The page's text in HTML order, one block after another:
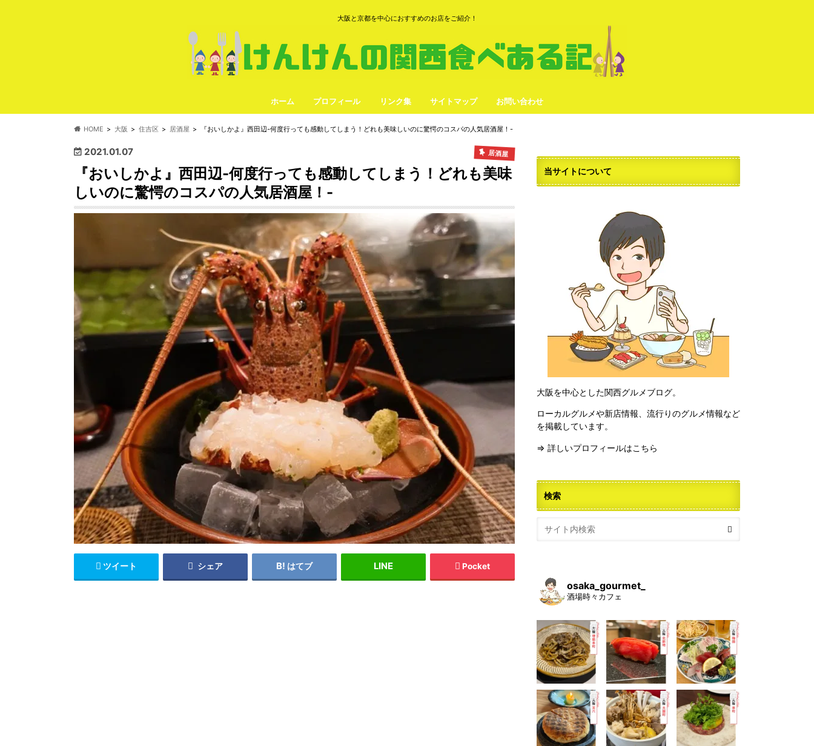
大阪と京都を中心におすすめのお店をご紹介！
ホーム プロフィール リンク集 サイトマップ お問い合わせ
HOME 大阪 住吉区 居酒屋 『おいしかよ』西田辺-何度行っても感動してしまう！どれも美味しいのに驚愕のコスパの人気居酒屋！-
2021.01.07 居酒屋
『おいしかよ』西田辺-何度行っても感動してしまう！どれも美味
しいのに驚愕のコスパの人気居酒屋！-
ツイート シェア はてブ Pocket
当サイトについて
大阪を中心とした関西グルメブログ。
ローカルグルメや新店情報、流行りのグルメ情報など
を掲載しています。
⇒ 詳しいプロフィールはこちら
検索
osaka_gourmet_
酒場時々カフェ